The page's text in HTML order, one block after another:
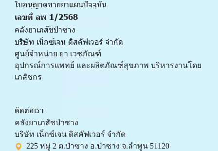
ใบอนุญาตขายยาแผนปัจจุบัน
เลขที่ ลพ 1/2568
คลังยาเภสัชป่าซาง
บริษัท เน็กซ์เจน ดิสคัฟเวอร์ จำกัด
ศูนย์จำหน่าย ยา เวชภัณฑ์
﻿อุปกรณ์การแพทย์ และผลิตภัณฑ์สุขภาพ บริหารงานโดย
เภสัชกร
ติดต่อเรา
คลังยาเภสัชป่าซาง
บริษัท เน็กซ์เจน ดิสคัฟเวอร์ จำกัด
225 หมู่ 2 ต.ป่าซาง อ.ป่าซาง จ.ลำพูน 51120